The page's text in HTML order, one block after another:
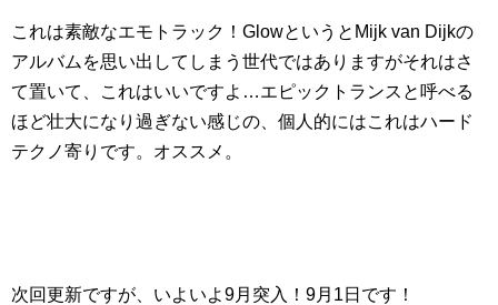
これは素敵なエモトラック！GlowというとMijk van Dijkの
アルバムを思い出してしまう世代ではありますがそれはさ
て置いて、これはいいですよ…エピックトランスと呼べる
ほど壮大になり過ぎない感じの、個人的にはこれはハード
テクノ寄りです。オススメ。
次回更新ですが、いよいよ9月突入！9月1日です！